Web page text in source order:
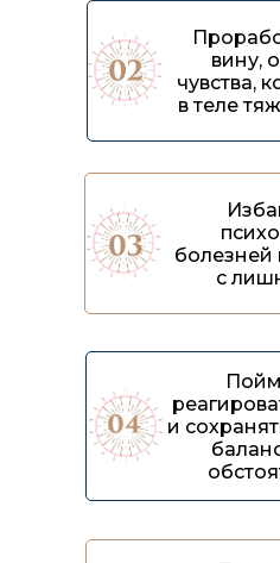
и
вину,
чувства,
в теле
болезней
с